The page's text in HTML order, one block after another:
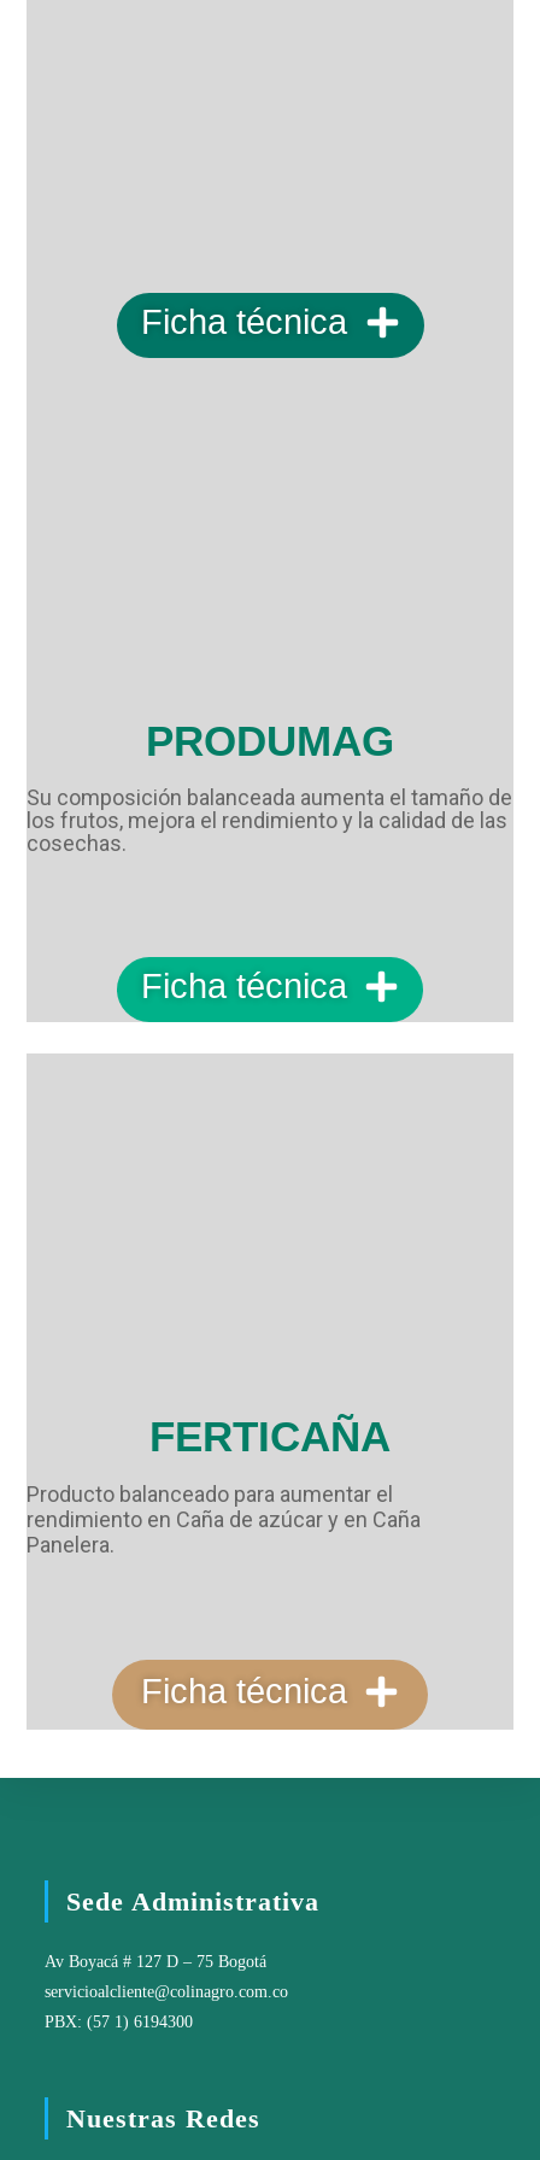
Ficha técnica
PRODUMAG
Su composición balanceada aumenta el tamaño de
los frutos, mejora el rendimiento y la calidad de las
cosechas.
Ficha técnica
FERTICAÑA
Producto balanceado para aumentar el
rendimiento en Caña de azúcar y en Caña
Panelera.
Ficha técnica
Sede Administrativa
Av Boyacá # 127 D – 75 Bogotá
servicioalcliente@colinagro.com.co
PBX: (57 1) 6194300
Nuestras Redes